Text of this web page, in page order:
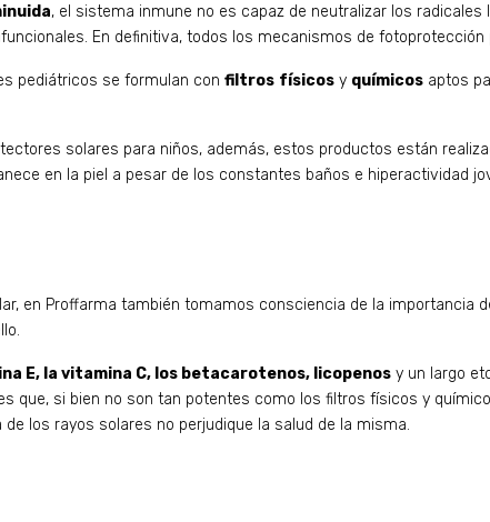
, el sistema inmune no es capaz de neutralizar los
En definitiva, todos los mecanismos de
pediátricos se formulan con filtros físicos y químicos aptos
solares para niños, además, estos productos están
en la piel a pesar de los constantes baños e hiperactividad
en Proffarma también tomamos consciencia de la importancia
E, la vitamina C, los betacarotenos, licopenos y un largo
que, si bien no son tan potentes como los filtros físicos y
los rayos solares no perjudique la salud de la misma.